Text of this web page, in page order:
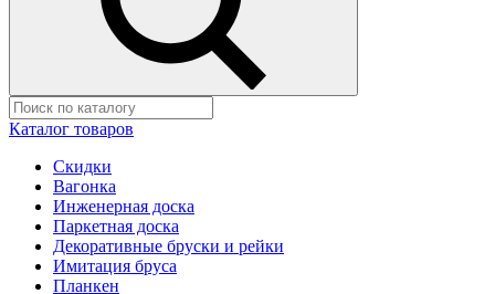
Каталог товаров
Скидки
Вагонка
Инженерная доска
Паркетная доска
Декоративные бруски и рейки
Имитация бруса
Планкен